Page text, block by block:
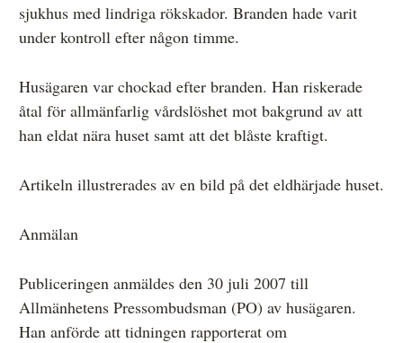
Jobba hos oss!
Så behandlar vi dina personuppgifter
sjukhus med lindriga rökskador. Branden hade varit
under kontroll efter någon timme.
Husägaren var chockad efter branden. Han riskerade
åtal för allmänfarlig vårdslöshet mot bakgrund av att
han eldat nära huset samt att det blåste kraftigt.
Artikeln illustrerades av en bild på det eldhärjade huset.
Anmälan
Publiceringen anmäldes den 30 juli 2007 till
Allmänhetens Pressombudsman (PO) av husägaren.
Han anförde att tidningen rapporterat om